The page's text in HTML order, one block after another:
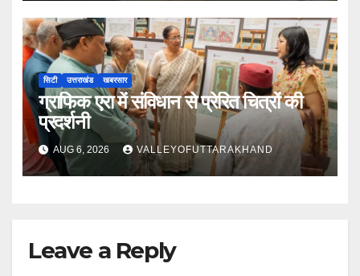
सिटी उत्तराखंड खबरसार
ग्राफिक एरा में संविधान से प्रेरित चित्रों की
प्रदर्शनी
AUG 6, 2026 VALLEYOFUTTARAKHAND
Leave a Reply